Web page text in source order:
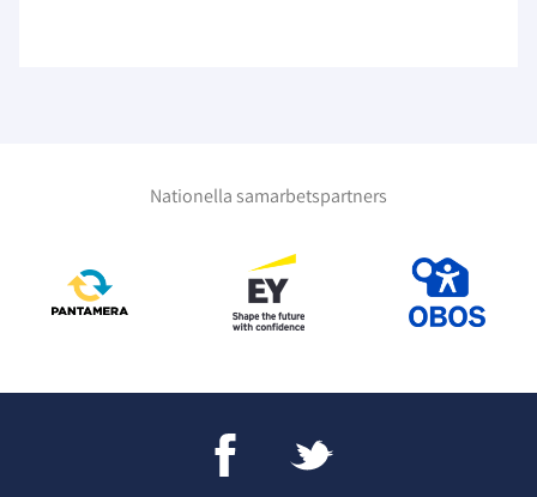
Nationella samarbetspartners